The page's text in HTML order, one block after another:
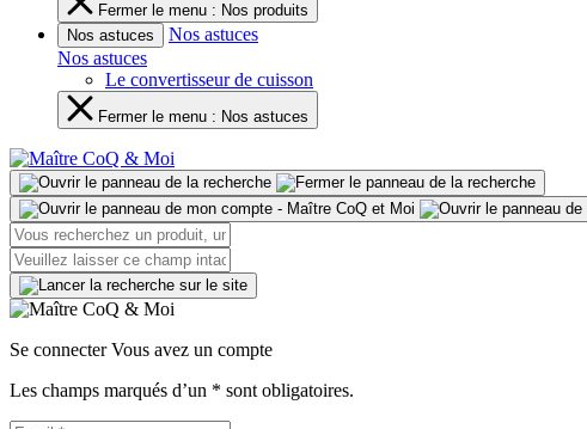
Fermer le menu : Nos produits
Nos astuces
Nos astuces
Nos astuces
Le convertisseur de cuisson
Fermer le menu : Nos astuces
Se connecter Vous avez un compte
Les champs marqués d’un * sont obligatoires.